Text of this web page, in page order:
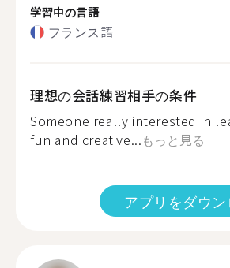
学習中の言語
フランス語
理想の会話練習相手の条件
Someone really interested in
fun and creative...もっと見る
アプリをダウ